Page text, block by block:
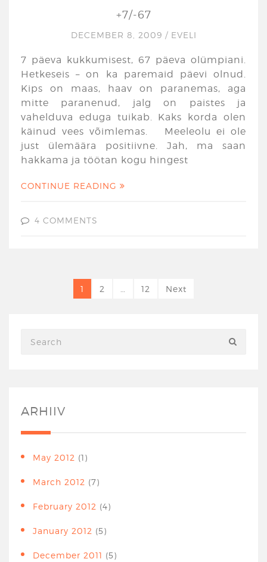
+7/-67
DECEMBER 8, 2009 / EVELI
7 päeva kukkumisest, 67 päeva olümpiani.
Hetkeseis – on ka paremaid päevi olnud.
Kips on maas, haav on paranemas, aga
mitte paranenud, jalg on paistes ja
vahelduva eduga tuikab. Kaks korda olen
käinud vees võimlemas. Meeleolu ei ole
just ülemäära positiivne. Jah, ma saan
hakkama ja töötan kogu hingest
CONTINUE READING
4 COMMENTS
1 2 12 Next
ARHIIV
May 2012 (1)
March 2012 (7)
February 2012 (4)
January 2012 (5)
December 2011 (5)